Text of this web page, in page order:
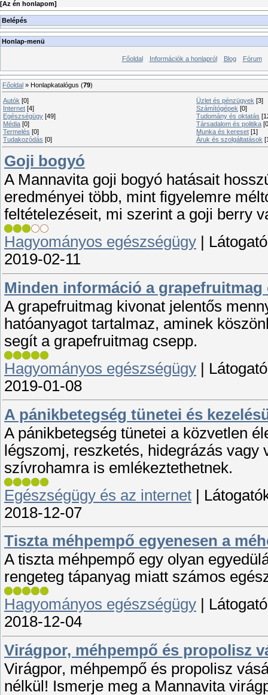
[Az én honlapom]
Belépés
Honlap-menü
Főoldal Információk a honlapról Blog Fórum
Főoldal » Honlapkatalógus (79)
Autók [0] Üzlet és pénzügyek [3]
Internet [4] Számítógépek [0]
Egészségügy [49] Tudomány és oktatás
Média [0] Társadalom és politika
Termelés [0] Munka és kereset [1]
Tudakozódás [0] Áruk és szolgáltatások
Goji bogyó
A Mannavita goji bogyó hatásait
eredményei több, mint figyelemre
feltételezéseit, mi szerint a goji berry
Hagyományos egészségügy
2019-02-11
Minden információ a grapefruitmag
A grapefruitmag kivonat jelentős
hatóanyagot tartalmaz, aminek
segít a grapefruitmag csepp.
Hagyományos egészségügy
2019-01-08
A pánikbetegség tünetei és
A pánikbetegség tünetei a közvetlen
légszomj, reszketés, hidegrázás
szívrohamra is emlékeztethetnek.
Egészségügy és az internet |
2018-12-07
Tiszta méhpempő egyenesen a
A tiszta méhpempő egy olyan
rengeteg tápanyag miatt számos
Hagyományos egészségügy
2018-12-04
Virágpor, méhpempő és propolisz
Virágpor, méhpempő és propolisz
nélkül! Ismerje meg a Mannavita